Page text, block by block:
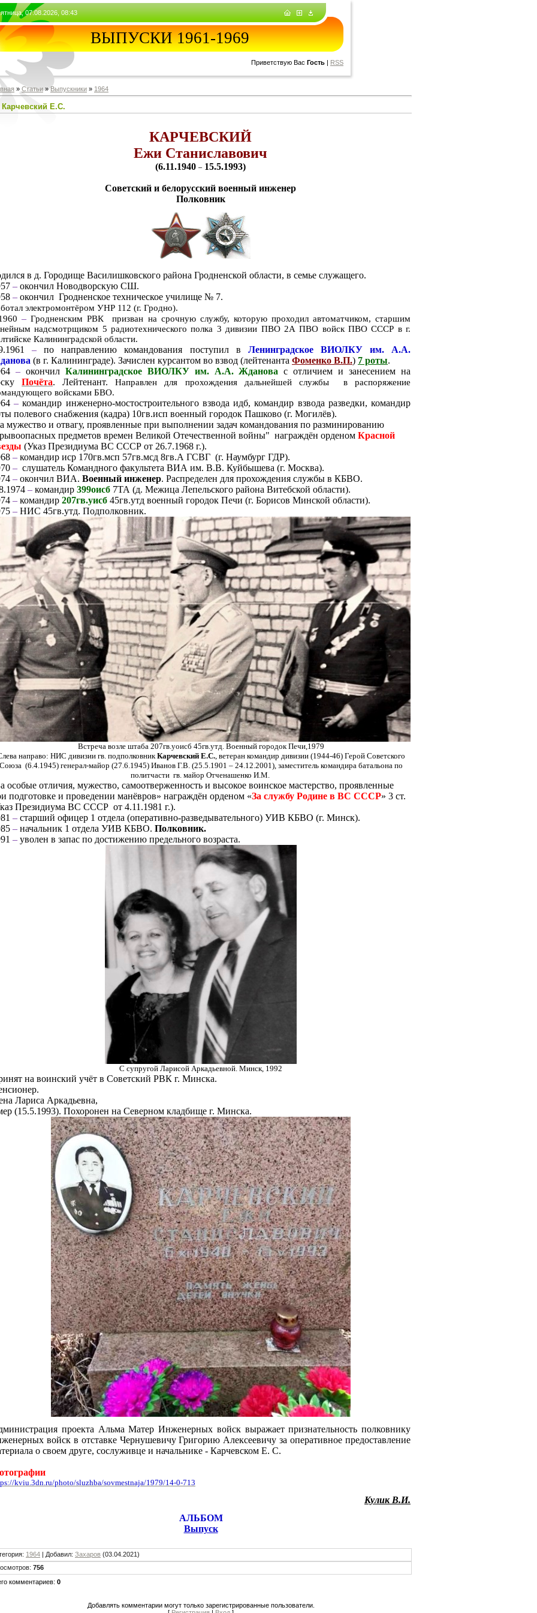
07.08.2026, 08:43
ВЫПУСКИ 1961-1969
Приветствую Вас Гость | RSS
» Статьи »Выпускники » 1964
Карчевский Е.С.
КАРЧЕВСКИЙ
Ежи Станиславович
(6.11.1940 – 15.5.1993)
Советский и белорусский военный инженер
Полковник
в д. Городище Василишковского района Гродненской области, в семье служащего.
– окончил Новодворскую СШ.
– окончил Гродненское техническое училище № 7.
электромонтёром УНР 112 (г. Гродно).
– Гродненским РВК призван на срочную службу, которую проходил автоматчиком, старшим
надсмотрщиком 5 радиотехнического полка 3 дивизии ПВО 2А ПВО войск ПВО СССР в г.
Калининградской области.
– по направлению командования поступил в Ленинградское ВИОЛКУ им. А.А.
(в г. Калининграде). Зачислен курсантом во взвод (лейтенанта Фоменко В.П.) 7 роты.
–окончил Калининградское ВИОЛКУ им. А.А. Ждановас отличием и занесением на
Почёта. Лейтенант.Направлен для прохождения дальнейшей службы в распоряжение
войсками БВО.
– командир инженерно-мостостроительного взвода идб, командир взвода разведки, командир
полевого снабжения (кадра) 10гв.исп военный городок Пашково (г. Могилёв).
мужество и отвагу, проявленные при выполнении задач командования по разминированию
предметов времен Великой Отечественной войны" награждён орденом Красной
(Указ Президиума ВС СССР от 26.7.1968 г.).
– командир иср 170гв.мсп 57гв.мсд 8гв.А ГСВГ (г. Наумбург ГДР).
– слушатель Командного факультета ВИА им. В.В. Куйбышева (г. Москва).
– окончил ВИА. Военный инженер. Распределен для прохождения службы в КБВО.
– командир 399оисб 7ТА (д. Межица Лепельского района Витебской области).
– командир 207гв.уисб 45гв.утд военный городок Печи (г. Борисов Минской области).
– НИС 45гв.утд. Подполковник.
Встреча возле штаба 207гв.уоисб 45гв.утд. Военный городок Печи,1979
направо: НИС дивизии гв. подполковник Карчевский Е.С., ветеран командир дивизии (1944-46) Герой Советского
(6.4.1945) генерал-майор (27.6.1945) Иванов Г.В. (25.5.1901 – 24.12.2001), заместитель командира батальона по
политчасти гв. майор Отченашенко И.М.
особые отличия, мужество, самоотверженность и высокое воинское мастерство, проявленные
подготовке и проведении манёвров» награждён орденом «За службу Родине в ВС СССР» 3 ст.
Президиума ВС СССР от 4.11.1981 г.).
– старший офицер 1 отдела (оперативно-разведывательного) УИВ КБВО (г. Минск).
– начальник 1 отдела УИВ КБВО. Полковник.
– уволен в запас по достижению предельного возраста.
С супругой Ларисой Аркадьевной. Минск, 1992
на воинский учёт в Советский РВК г. Минска.
Лариса Аркадьевна,
(15.5.1993). Похоронен на Северном кладбище г. Минска.
проекта Альма Матер Инженерных войск выражает признательность полковнику
войск в отставке Чернушевичу Григорию Алексеевичу за оперативное предоставление
о своем друге, сослуживце и начальнике - Карчевском Е. С.
kviu.3dn.ru/photo/sluzhba/sovmestnaja/1979/14-0-713
Кулик В.И.
АЛЬБОМ
Выпуск
: 1964 | Добавил: Захаров (03.04.2021)
: 756
комментариев: 0
Добавлять комментарии могут только зарегистрированные пользователи.